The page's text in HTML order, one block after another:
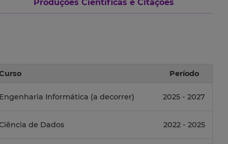
Produções Científicas e Citações
Período
Informática (a decorrer) 2025 - 2027
de Dados 2022 - 2025